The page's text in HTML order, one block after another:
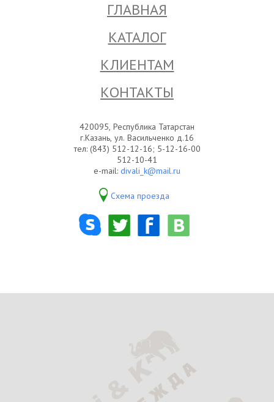
ГЛАВНАЯ
КАТАЛОГ
КЛИЕНТАМ
КОНТАКТЫ
420095, Республика Татарстан
г.Казань, ул. Васильченко д.16
тел: (843) 512-12-16; 5-12-16-00
512-10-41
e-mail: divali_k@mail.ru
Схема проезда